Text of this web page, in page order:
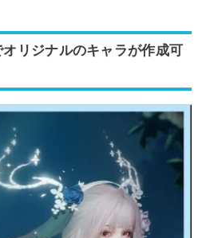
リジナルのキャラが作成可